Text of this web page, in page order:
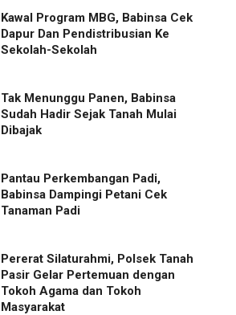
Kawal Program MBG, Babinsa Cek
Dapur Dan Pendistribusian Ke
Sekolah-Sekolah
Tak Menunggu Panen, Babinsa
Sudah Hadir Sejak Tanah Mulai
Dibajak
Pantau Perkembangan Padi,
Babinsa Dampingi Petani Cek
Tanaman Padi
Pererat Silaturahmi, Polsek Tanah
Pasir Gelar Pertemuan dengan
Tokoh Agama dan Tokoh
Masyarakat